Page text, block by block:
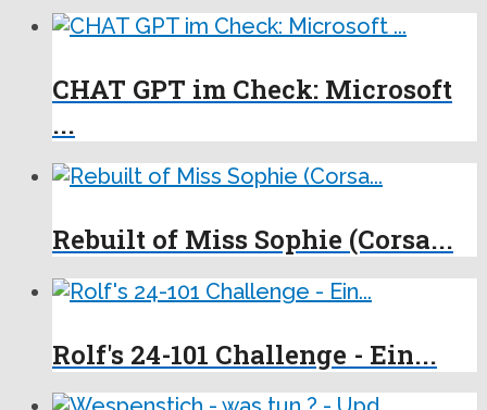
CHAT GPT im Check: Microsoft
...
Rebuilt of Miss Sophie (Corsa...
Rolf's 24-101 Challenge - Ein...